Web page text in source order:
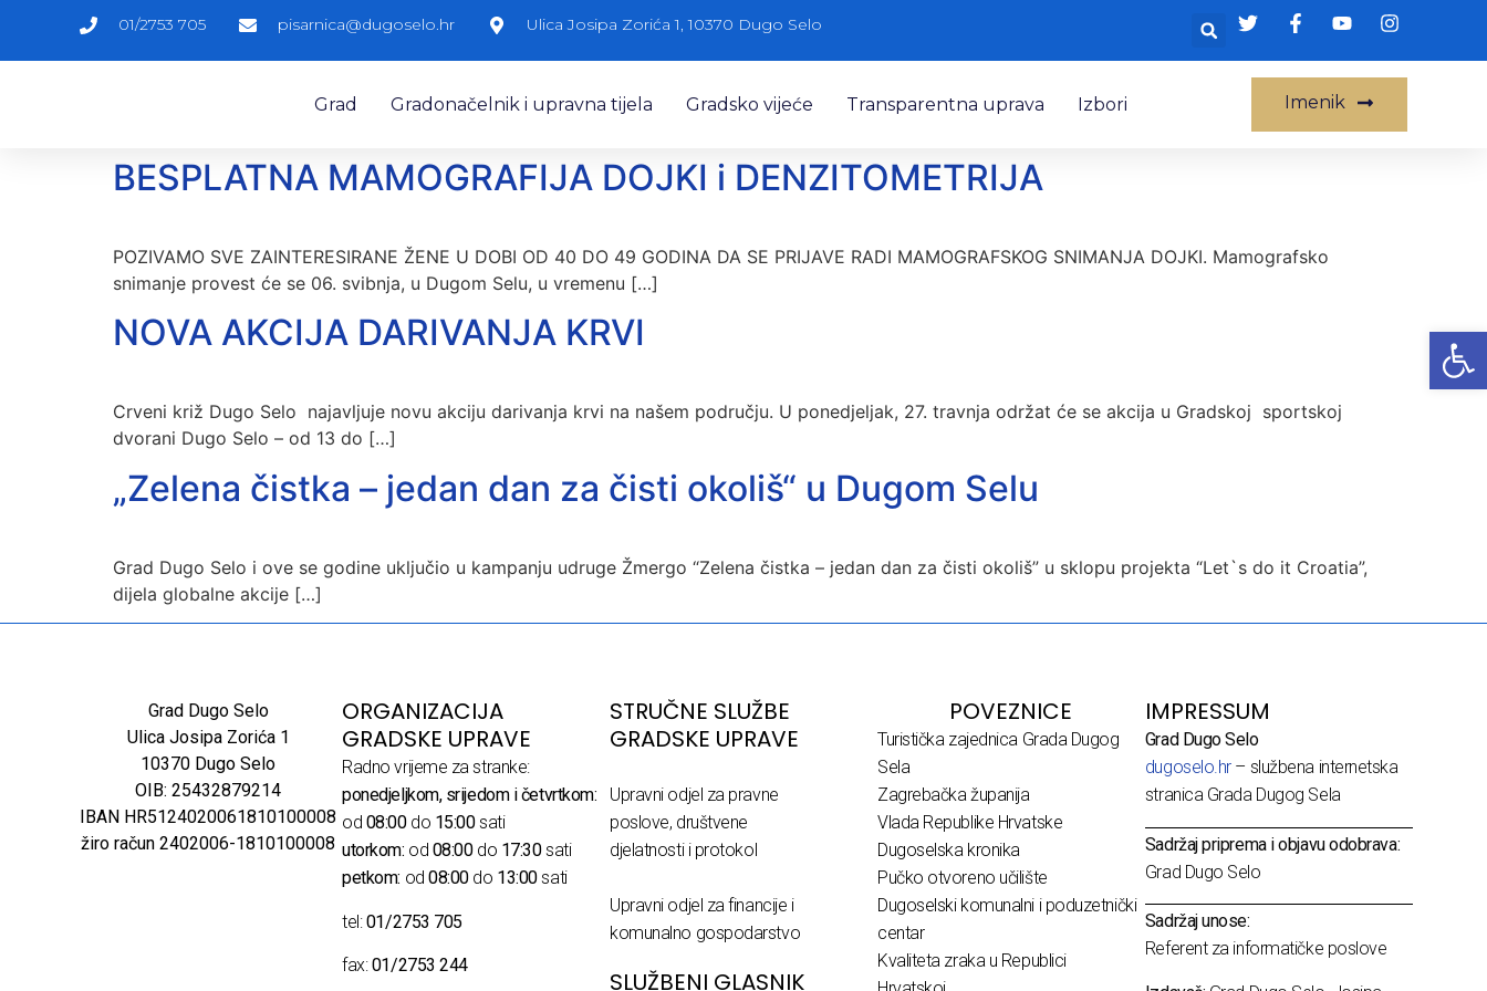
01/2753 705 pisarnica@dugoselo.hr Ulica Josipa Zorića 1, 10370 Dugo Selo
Grad Gradonačelnik i upravna tijela Gradsko vijeće Transparentna uprava Izbori Imenik
BESPLATNA MAMOGRAFIJA DOJKI i DENZITOMETRIJA
POZIVAMO SVE ZAINTERESIRANE ŽENE U DOBI OD 40 DO 49 GODINA DA SE PRIJAVE RADI MAMOGRAFSKOG SNIMANJA DOJKI. Mamografsko
snimanje provest će se 06. svibnja, u Dugom Selu, u vremenu […]
NOVA AKCIJA DARIVANJA KRVI
Crveni križ Dugo Selo najavljuje novu akciju darivanja krvi na našem području. U ponedjeljak, 27. travnja održat će se akcija u Gradskoj sportskoj
dvorani Dugo Selo – od 13 do […]
„Zelena čistka – jedan dan za čisti okoliš“ u Dugom Selu
Grad Dugo Selo i ove se godine uključio u kampanju udruge Žmergo “Zelena čistka – jedan dan za čisti okoliš” u sklopu projekta “Let`s do it Croatia”,
dijela globalne akcije […]
Grad Dugo Selo
Ulica Josipa Zorića 1
10370 Dugo Selo
OIB: 25432879214
IBAN HR5124020061810100008
žiro račun 2402006-1810100008
ORGANIZACIJA
GRADSKE UPRAVE
Radno vrijeme za stranke:
ponedjeljkom, srijedom i četvrtkom:
od 08:00do 15:00sati
utorkom: od 08:00do 17:30sati
petkom: od08:00do 13:00sati
tel:01/2753 705
fax:01/2753 244
STRUČNE SLUŽBE
GRADSKE UPRAVE
Upravni odjel za pravne
poslove, društvene
djelatnosti i protokol
Upravni odjel za financije i
komunalno gospodarstvo
SLUŽBENI GLASNIK
POVEZNICE
Turistička zajednica Grada Dugog
Sela
Zagrebačka županija
Vlada Republike Hrvatske
Dugoselska kronika
Pučko otvoreno učilište
Dugoselski komunalni i poduzetnički
centar
Kvaliteta zraka u Republici
IMPRESSUM
Grad Dugo Selo
dugoselo.hr– službena internetska
stranica Grada Dugog Sela
Sadržaj priprema i objavu odobrava:
Grad Dugo Selo
Sadržaj unose:
Referent za informatičke poslove